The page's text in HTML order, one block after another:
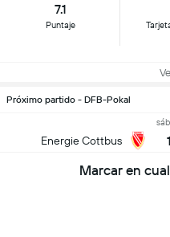
7.1
Puntaje
Próximo partido - DFB-Pokal
Energie Cottbus
Marcar en